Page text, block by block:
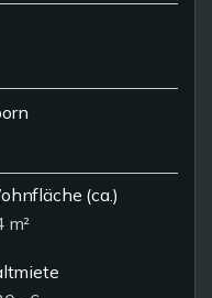
(ca.)
m²